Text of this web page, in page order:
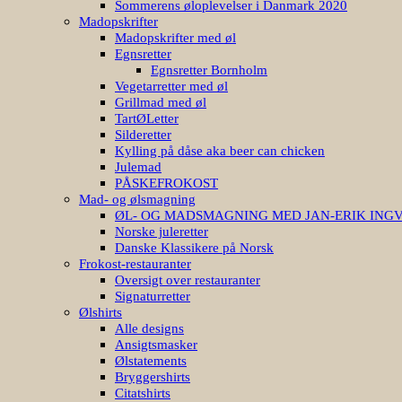
Sommerens øloplevelser i Danmark 2020
Madopskrifter
Madopskrifter med øl
Egnsretter
Egnsretter Bornholm
Vegetarretter med øl
Grillmad med øl
TartØLetter
Silderetter
Kylling på dåse aka beer can chicken
Julemad
PÅSKEFROKOST
Mad- og ølsmagning
ØL- OG MADSMAGNING MED JAN-ERIK
Norske juleretter
Danske Klassikere på Norsk
Frokost-restauranter
Oversigt over restauranter
Signaturretter
Ølshirts
Alle designs
Ansigtsmasker
Ølstatements
Bryggershirts
Citatshirts